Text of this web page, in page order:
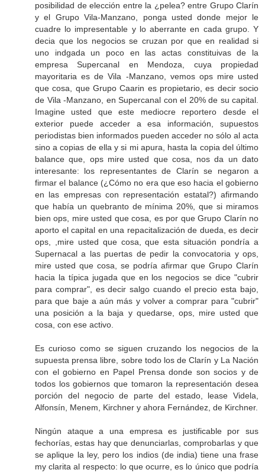
posibilidad de elección entre la ¿pelea? entre Grupo Clarín
y el Grupo Vila-Manzano, ponga usted donde mejor le
cuadre lo impresentable y lo aberrante en cada grupo. Y
decia que los negocios se cruzan por que en realidad si
uno indgada un poco en las actas constituivas de la
empresa Supercanal en Mendoza, cuya propiedad
mayoritaria es de Vila -Manzano, vemos ops mire usted
que cosa, que Grupo Caarin es propietario, es decir socio
de Vila -Manzano, en Supercanal con el 20% de su capital.
Imagine usted que este mediocre reportero desde el
exterior puede acceder a esa información, supuestos
periodistas bien informados pueden acceder no sólo al acta
sino a copias de ella y si mi apura, hasta la copia del último
balance que, ops mire usted que cosa, nos da un dato
interesante: los representantes de Clarín se negaron a
firmar el balance (¿Cómo no era que eso hacia el gobierno
en las empresas con representación estatal?) afirmando
que había un quebranto de mínima 20%, que si miramos
bien ops, mire usted que cosa, es por que Grupo Clarín no
aporto el capital en una repacitalización de dueda, es decir
ops, ,mire usted que cosa, que esta situación pondría a
Supernacal a las puertas de pedir la convocatoria y ops,
mire usted que cosa, se podría afirmar que Grupo Clarín
hacia la típica jugada que en los negocios se dice "cubrir
para comprar", es decir salgo cuando el precio esta bajo,
para que baje a aún más y volver a comprar para "cubrir"
una posición a la baja y quedarse, ops, mire usted que
cosa, con ese activo.
Es curioso como se siguen cruzando los negocios de la
supuesta prensa libre, sobre todo los de Clarín y La Nación
con el gobierno en Papel Prensa donde son socios y de
todos los gobiernos que tomaron la representación desea
porción del negocio de parte del estado, lease Videla,
Alfonsín, Menem, Kirchner y ahora Fernández, de Kirchner.
Ningún ataque a una empresa es justificable por sus
fechorías, estas hay que denunciarlas, comprobarlas y que
se aplique la ley, pero los indios (de india) tiene una frase
my clarita al respecto: lo que ocurre, es lo único que podría